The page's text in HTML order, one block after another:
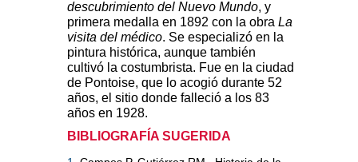
descubrimiento del Nuevo Mundo, y
primera medalla en 1892 con la obra La
visita del médico. Se especializó en la
pintura histórica, aunque también
cultivó la costumbrista. Fue en la ciudad
de Pontoise, que lo acogió durante 52
años, el sitio donde falleció a los 83
años en 1928.
BIBLIOGRAFÍA SUGERIDA